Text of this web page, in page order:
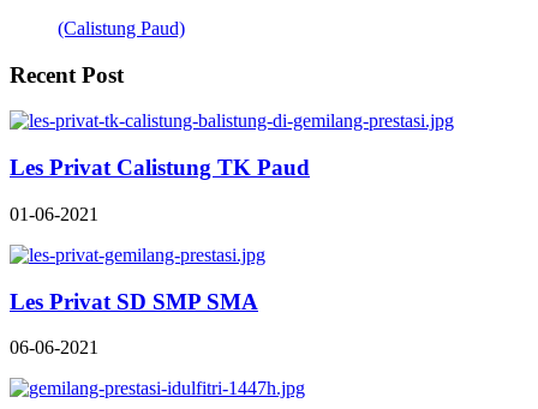
(Calistung Paud)
Recent Post
Les Privat Calistung TK Paud
01-06-2021
Les Privat SD SMP SMA
06-06-2021